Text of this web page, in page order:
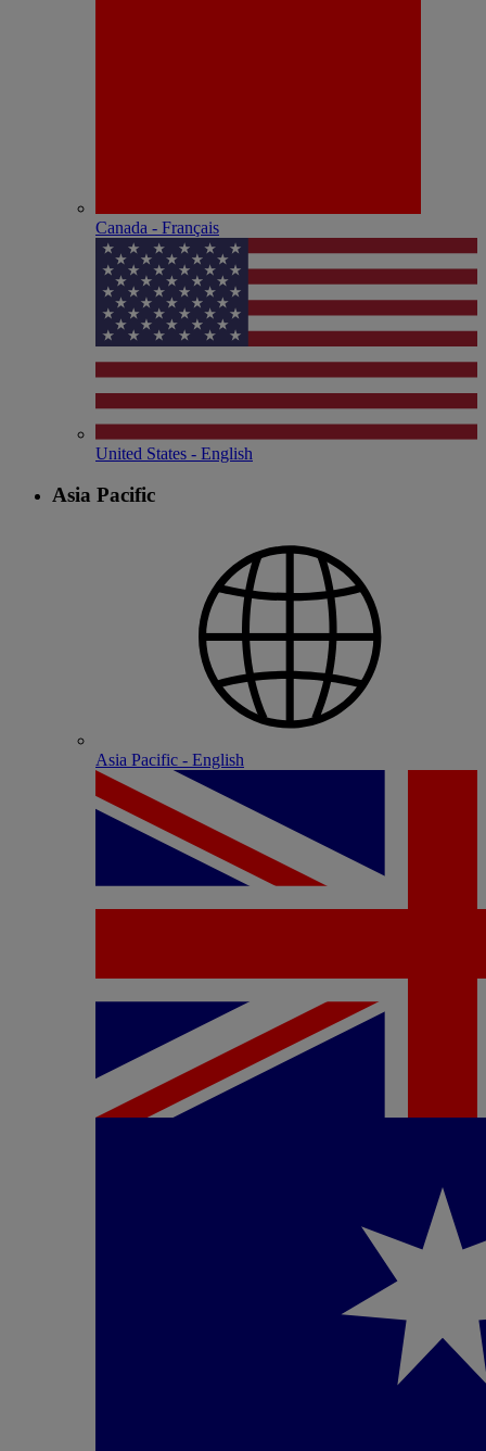
Canada - Français
United States - English
Asia Pacific
Asia Pacific - English